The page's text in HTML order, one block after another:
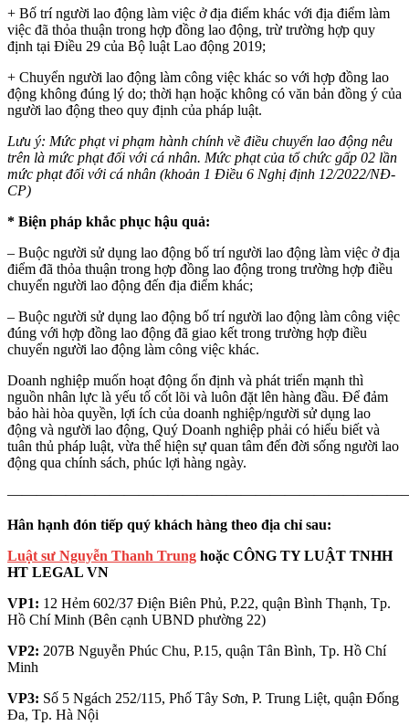
+ Bố trí người lao động làm việc ở địa điểm khác với địa điểm làm
việc đã thỏa thuận trong hợp đồng lao động, trừ trường hợp quy
định tại Điều 29 của Bộ luật Lao động 2019;
+ Chuyển người lao động làm công việc khác so với hợp đồng lao
động không đúng lý do; thời hạn hoặc không có văn bản đồng ý của
người lao động theo quy định của pháp luật.
Lưu ý: Mức phạt vi phạm hành chính về điều chuyển lao động nêu
trên là mức phạt đối với cá nhân. Mức phạt của tổ chức gấp 02 lần
mức phạt đối với cá nhân (khoản 1 Điều 6 Nghị định 12/2022/NĐ-
CP)
* Biện pháp khắc phục hậu quả:
– Buộc người sử dụng lao động bố trí người lao động làm việc ở địa
điểm đã thỏa thuận trong hợp đồng lao động trong trường hợp điều
chuyển người lao động đến địa điểm khác;
– Buộc người sử dụng lao động bố trí người lao động làm công việc
đúng với hợp đồng lao động đã giao kết trong trường hợp điều
chuyển người lao động làm công việc khác.
Doanh nghiệp muốn hoạt động ổn định và phát triển mạnh thì
nguồn nhân lực là yếu tố cốt lõi và luôn đặt lên hàng đầu. Để đảm
bảo hài hòa quyền, lợi ích của doanh nghiệp/người sử dụng lao
động và người lao động, Quý Doanh nghiệp phải có hiểu biết và
tuân thủ pháp luật, vừa thể hiện sự quan tâm đến đời sống người lao
động qua chính sách, phúc lợi hàng ngày.
Hân hạnh đón tiếp quý khách hàng theo địa chỉ sau:
Luật sư Nguyễn Thanh Trung hoặc CÔNG TY LUẬT TNHH
HT LEGAL VN
VP1: 12 Hẻm 602/37 Điện Biên Phủ, P.22, quận Bình Thạnh, Tp.
Hồ Chí Minh (Bên cạnh UBND phường 22)
VP2: 207B Nguyễn Phúc Chu, P.15, quận Tân Bình, Tp. Hồ Chí
Minh
VP3: Số 5 Ngách 252/115, Phố Tây Sơn, P. Trung Liệt, quận Đống
Đa, Tp. Hà Nội